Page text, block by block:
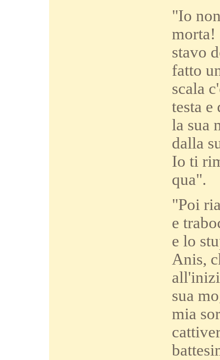
"Io
morta!
stavo
fatto
scala
testa
la sua
dalla
Io ti
qua".
"Poi
e
e lo
Anis,
sua
mia